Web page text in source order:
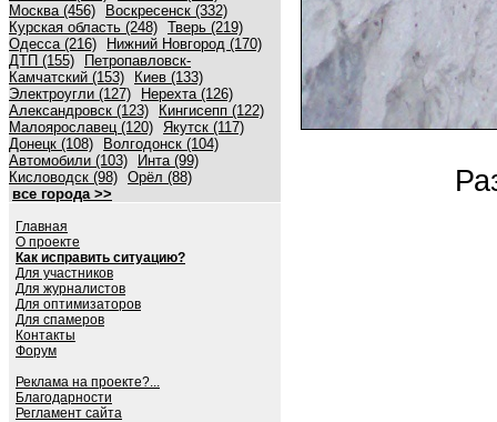
Москва (456)
Воскресенск (332)
Курская область (248) Тверь (219)
Одесса (216)
Нижний Новгород (170)
ДТП (155)
Петропавловск-
Камчатский (153)
Киев (133)
Электроугли (127)
Нерехта (126)
Александровск (123)
Кингисепп (122)
Малоярославец (120) Якутск (117)
Донецк (108)
Волгодонск (104)
Автомобили (103)
Инта (99)
Кисловодск (98) Орёл (88)
все города >>
Главная
О проекте
Как исправить ситуацию?
Для участников
Для журналистов
Для оптимизаторов
Для спамеров
Контакты
Форум
Реклама на проекте?...
Благодарности
Регламент сайта